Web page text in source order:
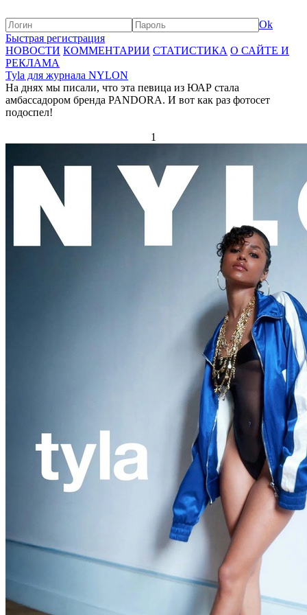
Ok
Быстрая регистрация
НОВОСТИ КОММЕНТАРИИ СТАТИСТИКА О САЙТЕ И
РЕКЛАМА
Tyla для журнала NYLON
На днях мы писали, что эта певица из ЮАР стала
амбассадором бренда PANDORA. И вот как раз фотосет
подоспел!
1